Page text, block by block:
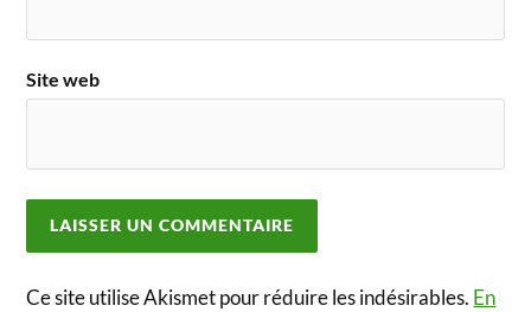
Site web
Ce site utilise Akismet pour réduire les indésirables. En